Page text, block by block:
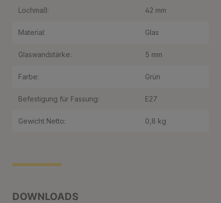
DOWNLOADS
Lochmaß: 42 mm
Material: Glas
Glaswandstärke: 5 mm
Farbe: Grün
Befestigung für Fassung: E27
Gewicht Netto: 0,8 kg